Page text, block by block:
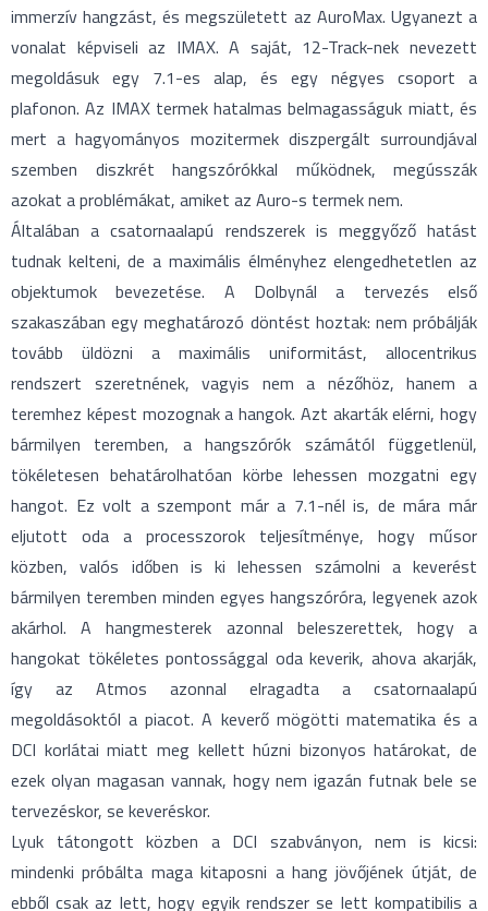
immerzív hangzást, és megszületett az AuroMax. Ugyanezt a
vonalat képviseli az IMAX. A saját, 12-Track-nek nevezett
megoldásuk egy 7.1-es alap, és egy négyes csoport a
plafonon. Az IMAX termek hatalmas belmagasságuk miatt, és
mert a hagyományos mozitermek diszpergált surroundjával
szemben diszkrét hangszórókkal működnek, megússzák
azokat a problémákat, amiket az Auro-s termek nem.
Általában a csatornaalapú rendszerek is meggyőző hatást
tudnak kelteni, de a maximális élményhez elengedhetetlen az
objektumok bevezetése. A Dolbynál a tervezés első
szakaszában egy meghatározó döntést hoztak: nem próbálják
tovább üldözni a maximális uniformitást, allocentrikus
rendszert szeretnének, vagyis nem a nézőhöz, hanem a
teremhez képest mozognak a hangok. Azt akarták elérni, hogy
bármilyen teremben, a hangszórók számától függetlenül,
tökéletesen behatárolhatóan körbe lehessen mozgatni egy
hangot. Ez volt a szempont már a 7.1-nél is, de mára már
eljutott oda a processzorok teljesítménye, hogy műsor
közben, valós időben is ki lehessen számolni a keverést
bármilyen teremben minden egyes hangszóróra, legyenek azok
akárhol. A hangmesterek azonnal beleszerettek, hogy a
hangokat tökéletes pontossággal oda keverik, ahova akarják,
így az Atmos azonnal elragadta a csatornaalapú
megoldásoktól a piacot. A keverő mögötti matematika és a
DCI korlátai miatt meg kellett húzni bizonyos határokat, de
ezek olyan magasan vannak, hogy nem igazán futnak bele se
tervezéskor, se keveréskor.
Lyuk tátongott közben a DCI szabványon, nem is kicsi:
mindenki próbálta maga kitaposni a hang jövőjének útját, de
ebből csak az lett, hogy egyik rendszer se lett kompatibilis a